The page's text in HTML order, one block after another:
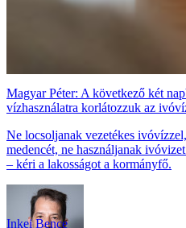
Magyar Péter: A következő két
vízhasználatra korlátozzuk az
Ne locsoljanak vezetékes
medencét, ne használjanak
– kéri a lakosságot a kormányfő.
Inkei Bence